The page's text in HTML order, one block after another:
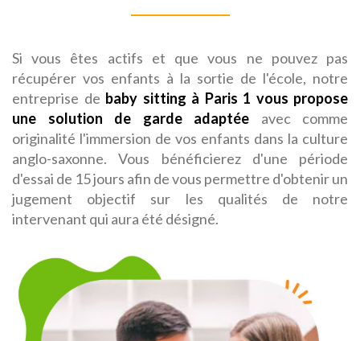
Si vous êtes actifs et que vous ne pouvez pas
récupérer vos enfants à la sortie de l'école, notre
entreprise de baby sitting à Paris 1 vous propose
une solution de garde adaptée avec comme
originalité l'immersion de vos enfants dans la culture
anglo-saxonne. Vous bénéficierez d'une période
d'essai de 15 jours afin de vous permettre d'obtenir un
jugement objectif sur les qualités de notre
intervenant qui aura été désigné.